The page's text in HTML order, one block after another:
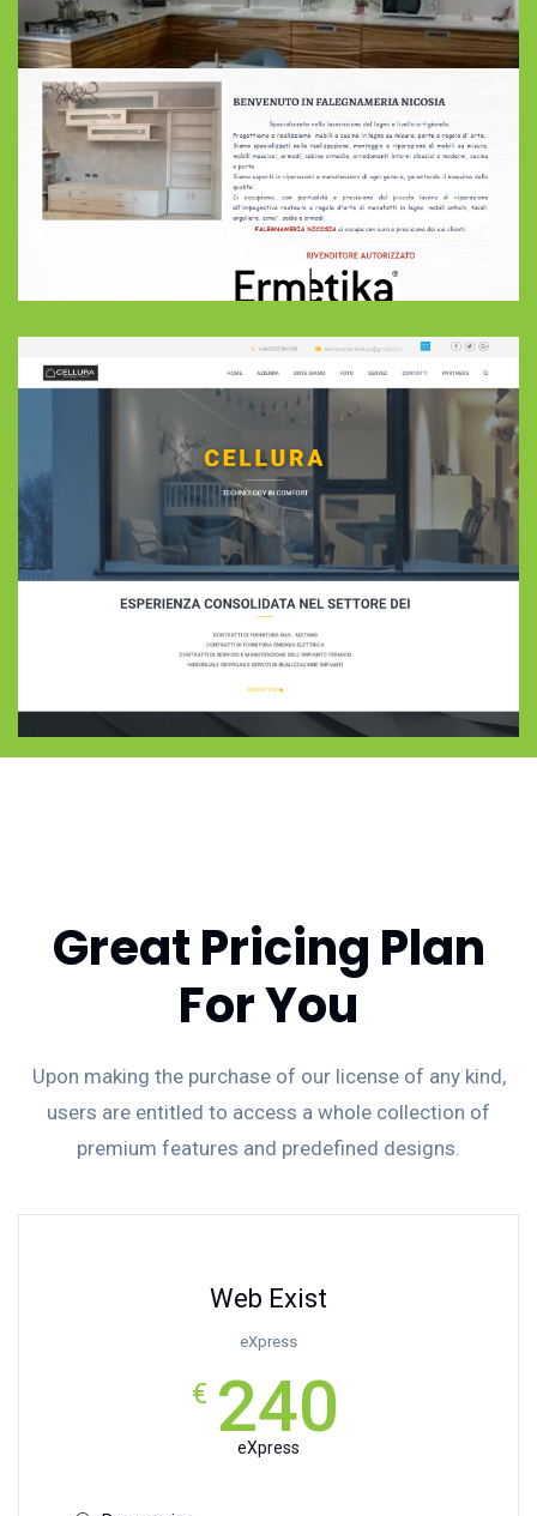
Great Pricing Plan
For You
Upon making the purchase of our license of any kind,
users are entitled to access a whole collection of
premium features and predefined designs.
Web Exist
eXpress
€ 240
eXpress